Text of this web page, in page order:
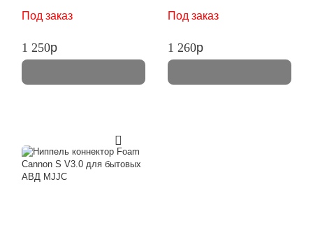
Под заказ
1 250p
Под заказ
1 260p